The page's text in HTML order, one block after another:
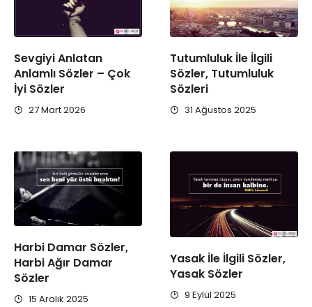
Sevgiyi Anlatan
Anlamlı Sözler – Çok
İyi Sözler
27 Mart 2026
Tutumluluk İle İlgili
Sözler, Tutumluluk
Sözleri
31 Ağustos 2025
Harbi Damar Sözler,
Harbi Ağır Damar
Sözler
15 Aralık 2025
Yasak İle İlgili Sözler,
Yasak Sözler
9 Eylül 2025